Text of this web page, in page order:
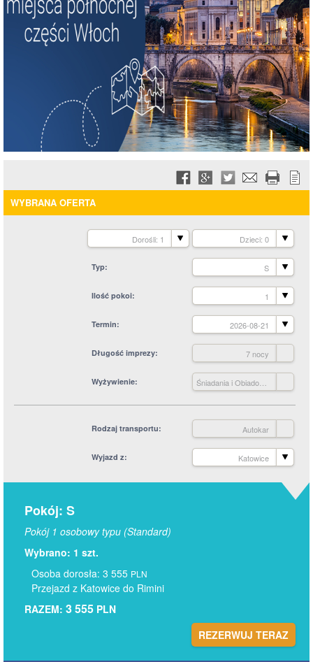
WYBRANA OFERTA
Dorośli: 1 Dzieci: 0
Typ S
Ilość pokoi 1
Termin 2026-08-21
Długość imprezy 7 nocy
Wyżywienie
Rodzaj transportu Autokar
Wyjazd z Katowice
Pokój: S
Pokój 1 osobowy typu (Standard)
Wybrano: 1 szt.
Osoba dorosła: 3 555 PLN
Przejazd z Katowice do Rimini
RAZEM: 3 555 PLN
REZERWUJ TERAZ